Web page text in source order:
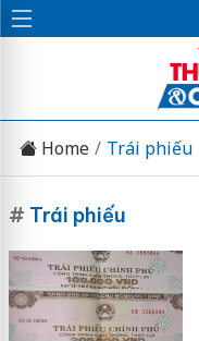
Home Trái phiếu
# Trái phiếu